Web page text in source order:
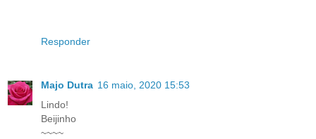
Responder
Majo Dutra 16 maio, 2020 15:53
Lindo!
Beijinho
~~~~